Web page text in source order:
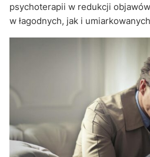
psychoterapii w redukcji
w łagodnych, jak i